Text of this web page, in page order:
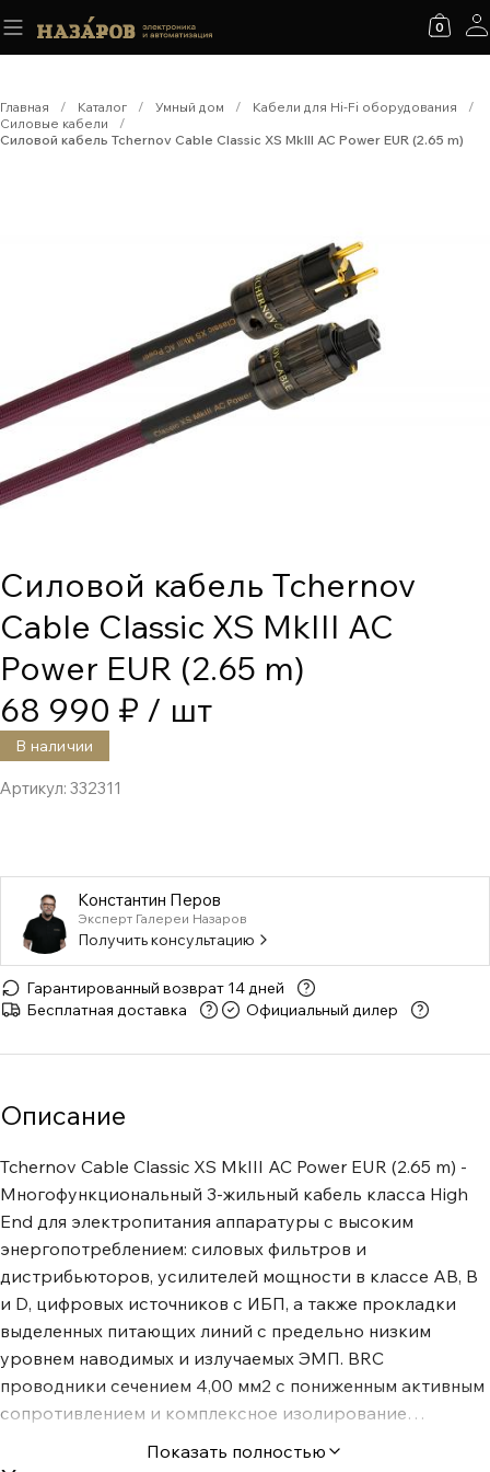
0
Главная / Каталог / Умный дом / Кабели для Hi-Fi оборудования
/
Силовые кабели
/
Силовой кабель Tchernov Cable Classic XS MkIII AC Power EUR (2.65 m)
Силовой кабель Tchernov
Cable Classic XS MkIII AC
Power EUR (2.65 m)
68 990 ₽ / шт
В наличии
Артикул: 332311
Константин Перов
Эксперт Галереи Назаров
Получить консультацию
Гарантированный возврат 14 дней
Бесплатная доставка
Официальный дилер
Описание
Tchernov Cable Classic XS MkIII AC Power EUR (2.65 m) -
Многофункциональный 3-жильный кабель класса High
End для электропитания аппаратуры с высоким
энергопотреблением: силовых фильтров и
дистрибьюторов, усилителей мощности в классе АВ, В
и D, цифровых источников с ИБП, а также прокладки
выделенных питающих линий с предельно низким
уровнем наводимых и излучаемых ЭМП. BRC
проводники сечением 4,00 мм2 с пониженным активным
сопротивлением и комплексное изолирование
XLPE/SASDB® обеспечивают передачу электроэнергии
с минимальными потерями. «Многоэлементная экранная
Показать полностью